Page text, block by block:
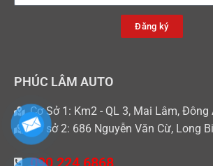
Đăng ký
PHÚC LÂM AUTO
Cơ Sở 1: Km2 - QL 3, Mai Lâm, Đông
Cơ sở 2: 686 Nguyễn Văn Cừ, Long
090 224 6868